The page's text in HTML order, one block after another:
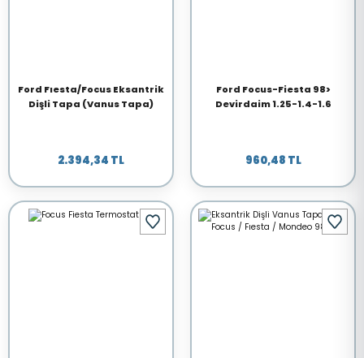
Ford Fıesta/Focus Eksantrik
Dişli Tapa (Vanus Tapa)
2.394,34 TL
Ford Focus-Fiesta 98>
Devirdaim 1.25-1.4-1.6
960,48 TL